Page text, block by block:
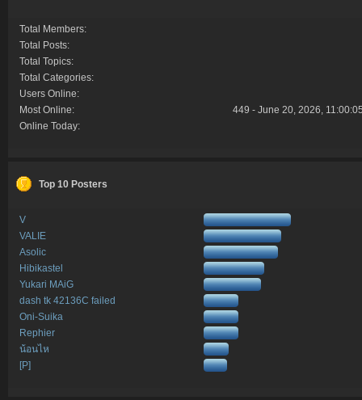
Total Members:
Total Posts:
Total Topics:
Total Categories:
Users Online:
Most Online:
449 - June 20, 2026,
Online Today:
Top 10 Posters
V
VALIE
Asolic
Hibikastel
Yukari MAiG
dash tk 42136C failed
Oni-Suika
Rephier
น้อนไห
[P]